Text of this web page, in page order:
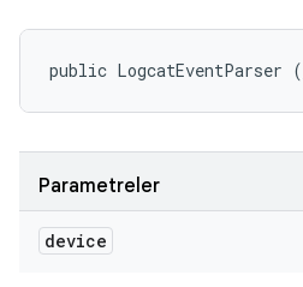
public LogcatEventParser (
Parametreler
device